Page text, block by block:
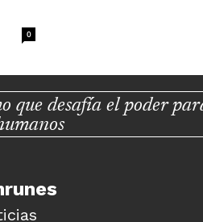
0
que desafía el poder